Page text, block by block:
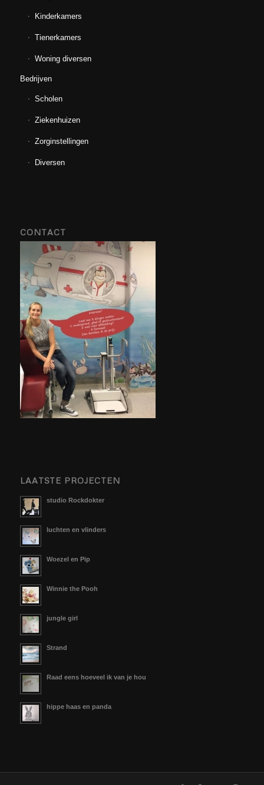
Kinderkamers
Tienerkamers
Woning diversen
Bedrijven
Scholen
Ziekenhuizen
Zorginstellingen
Diversen
CONTACT
LAATSTE PROJECTEN
studio Rockdokter
luchten en vlinders
Woezel en Pip
Winnie the Pooh
jungle girl
Strand
Raad eens hoeveel ik van je hou
hippe haas en panda